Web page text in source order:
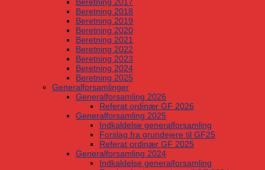
Beretning 2018
Beretning 2019
Beretning 2020
Beretning 2021
Beretning 2022
Beretning 2023
Beretning 2024
Beretning 2025
Generalforsamlinger
Generalforsamling 2026
Referat ordinær GF 2026
Generalforsamling 2025
Indkaldelse generalforsamling
Forslag fra grundejere til GF25
Referat ordinær GF 2025
Generalforsamling 2024
Indkaldelse generalforsamling